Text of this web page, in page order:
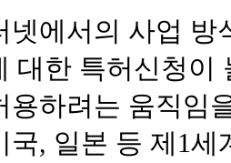
넷에서의 사업 방
대한 특허신청이
용하려는 움직임
국, 일본 등 제1